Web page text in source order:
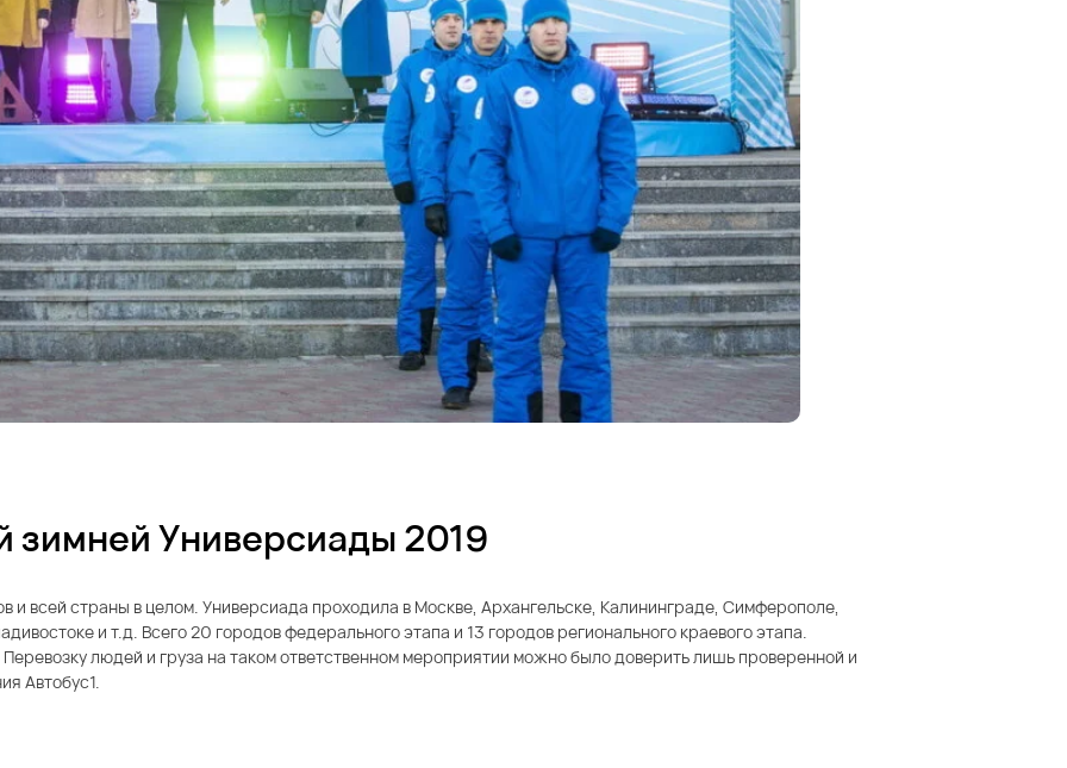
зимней Универсиады 2019
и всей страны в целом. Универсиада проходила в Москве, Архангельске, Калининграде, Симферополе,
и т.д. Всего 20 городов федерального этапа и 13 городов регионального краевого этапа.
людей и груза на таком ответственном мероприятии можно было доверить лишь проверенной и
Автобус1.